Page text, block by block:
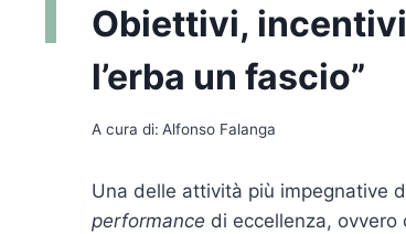
Obiettivi,
l’erba un fascio”
A cura di: Alfonso Falanga
Una delle attività più impegnative
performance di eccellenza, ovvero